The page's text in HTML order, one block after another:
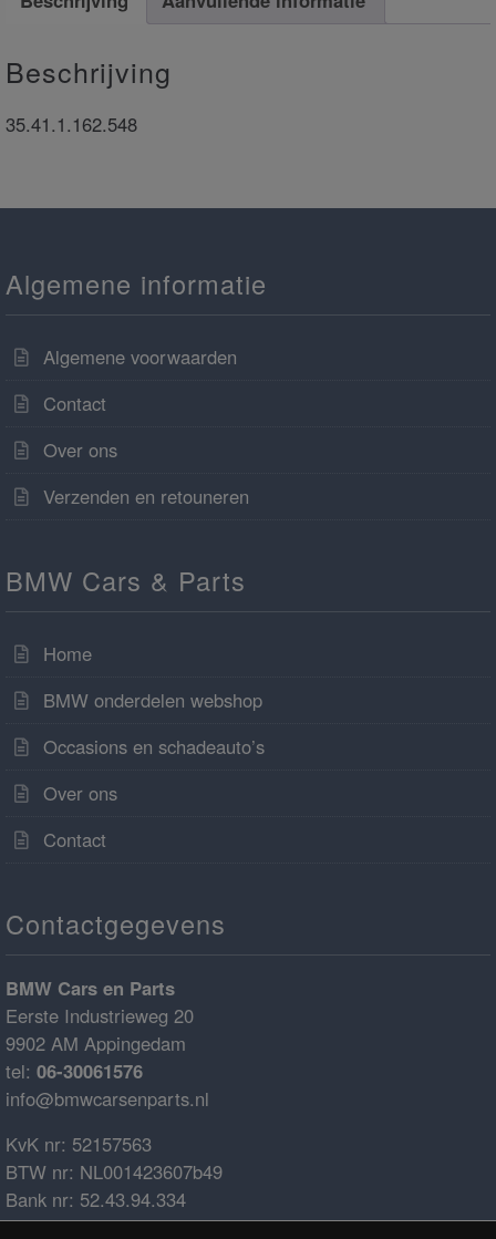
Beschrijving
35.41.1.162.548
Algemene informatie
Algemene voorwaarden
Contact
Over ons
Verzenden en retouneren
BMW Cars & Parts
Home
BMW onderdelen webshop
Occasions en schadeauto’s
Over ons
Contact
Contactgegevens
BMW Cars en Parts
Eerste Industrieweg 20
9902 AM Appingedam
tel: 06-30061576
info@bmwcarsenparts.nl
KvK nr: 52157563
BTW nr: NL001423607b49
Bank nr: 52.43.94.334
IBAN: NL68ABNA0524394334